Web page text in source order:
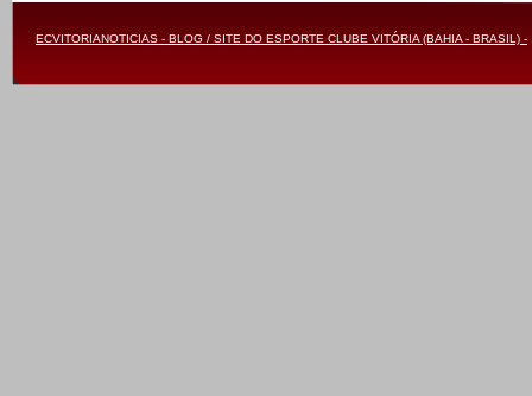
ECVITORIANOTICIAS - BLOG / SITE DO ESPORTE CLUBE VITÓRIA (BAHIA - BRASIL) -